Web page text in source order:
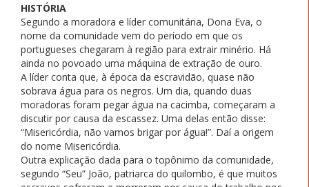
HISTÓRIA
Segundo a moradora e líder comunitária, Dona Eva, o
nome da comunidade vem do período em que os
portugueses chegaram à região para extrair minério. Há
ainda no povoado uma máquina de extração de ouro.
A líder conta que, à época da escravidão, quase não
sobrava água para os negros. Um dia, quando duas
moradoras foram pegar água na cacimba, começaram a
discutir por causa da escassez. Uma delas então disse:
“Misericórdia, não vamos brigar por água!”. Daí a origem
do nome Misericórdia.
Outra explicação dada para o topônimo da comunidade,
segundo “Seu” João, patriarca do quilombo, é que muitos